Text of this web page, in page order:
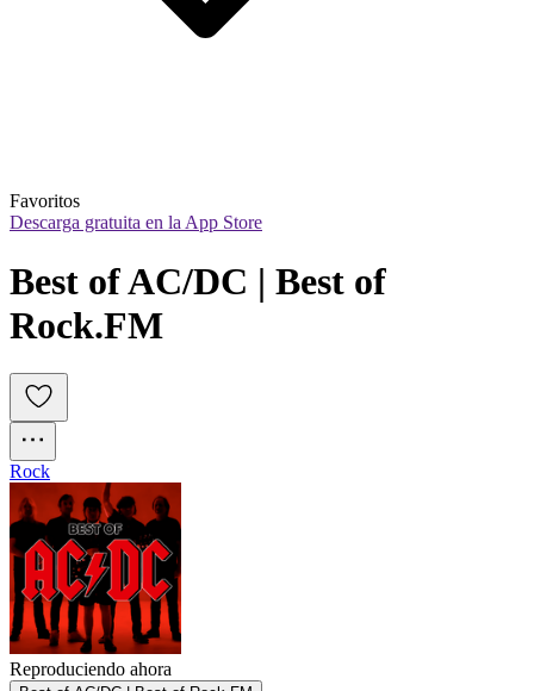
Favoritos
Descarga gratuita en la App Store
Best of AC/DC | Best of
Rock.FM
Rock
Reproduciendo ahora